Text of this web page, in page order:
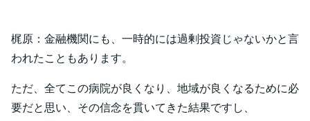
梶原：金融機関にも、一時的には過剰投資じゃないかと言
われたこともあります。
ただ、全てこの病院が良くなり、地域が良くなるために必
要だと思い、その信念を貫いてきた結果ですし、